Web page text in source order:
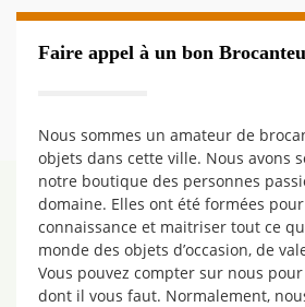
Faire appel à un bon
Nous sommes un amateur de
objets dans cette ville. Nous avons
notre boutique des personnes
domaine. Elles ont été formées
connaissance et maitriser tout ce
monde des objets d’occasion, de
Vous pouvez compter sur nous
dont il vous faut. Normalement,